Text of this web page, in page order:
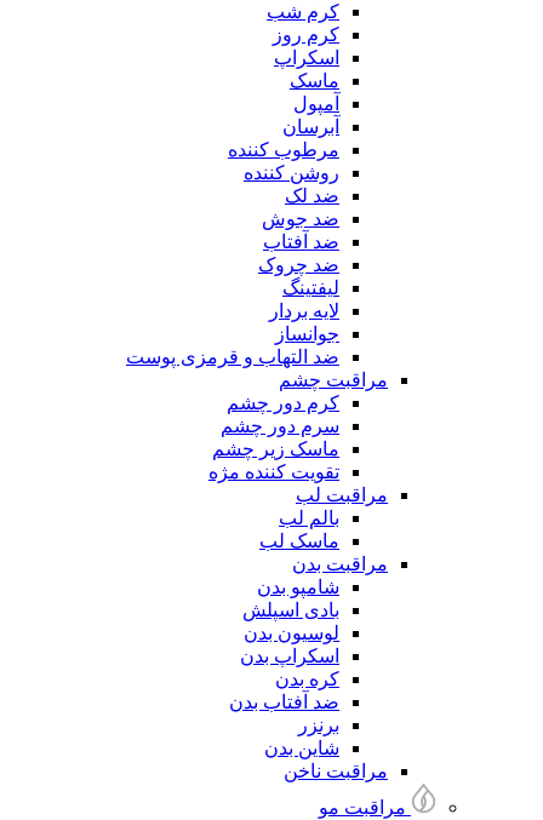
کرم شب
کرم روز
اسکراپ
ماسک
آمپول
آبرسان
مرطوب کننده
روشن کننده
ضد لک
ضد جوش
ضد آفتاب
ضد چروک
لیفتینگ
لایه بردار
جوانساز
ضد التهاب و قرمزی پوست
مراقبت چشم
کرم دور چشم
سرم دور چشم
ماسک زیر چشم
تقویت کننده مژه
مراقبت لب
بالم لب
ماسک لب
مراقبت بدن
شامپو بدن
بادی اسپلش
لوسیون بدن
اسکراپ بدن
کره بدن
ضد آفتاب بدن
برنزر
شاین بدن
مراقبت ناخن
مراقبت مو